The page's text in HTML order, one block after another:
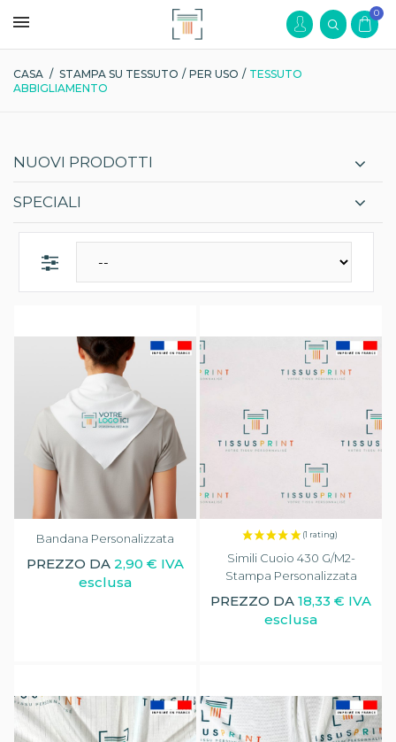
0
CASA / STAMPA SU TESSUTO / PER USO / TESSUTO
ABBIGLIAMENTO
NUOVI PRODOTTI
SPECIALI
Bandana Personalizzata
PREZZO DA 2,90 € IVA
esclusa
Simili Cuoio 430 G/m2-
Stampa Personalizzata
PREZZO DA 18,33 € IVA
esclusa